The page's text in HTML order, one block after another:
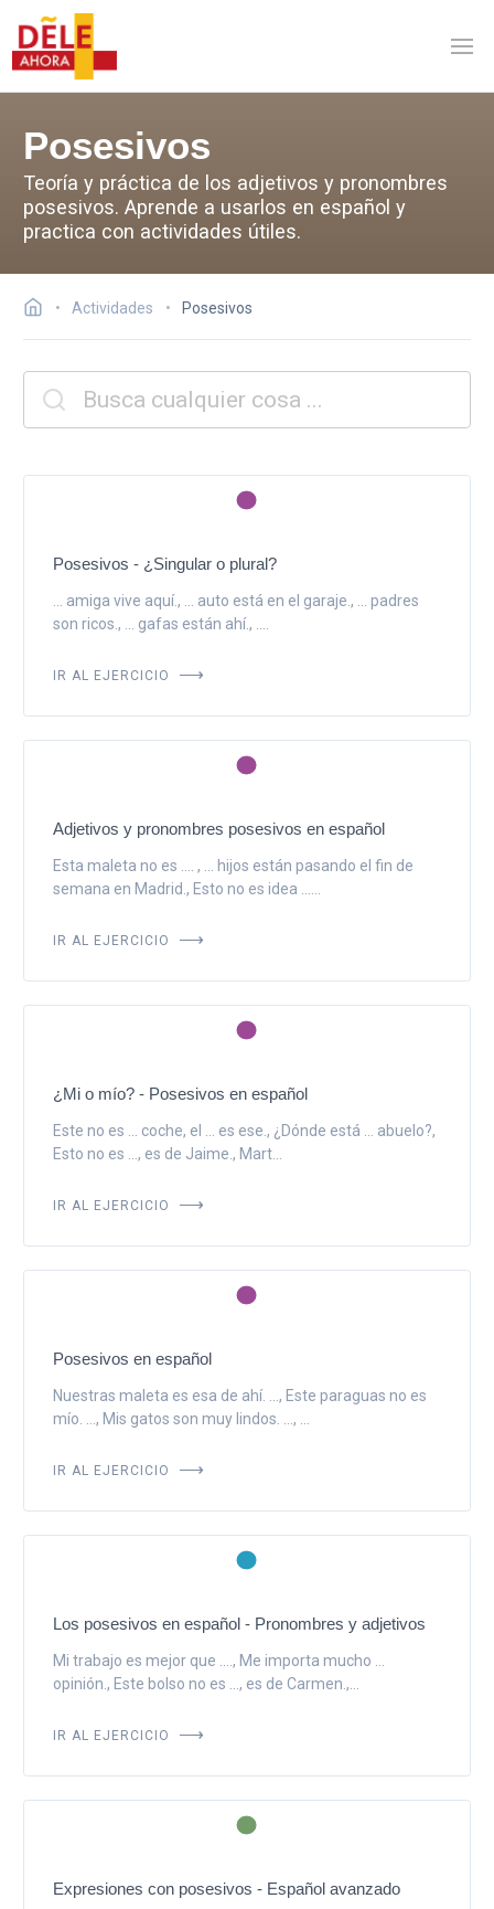
Posesivos
Teoría y práctica de los adjetivos y pronombres
posesivos. Aprende a usarlos en español y
practica con actividades útiles.
Actividades Posesivos
Posesivos - ¿Singular o plural?
... amiga vive aquí., ... auto está en el garaje., ... padres
son ricos., ... gafas están ahí., ....
IR AL EJERCICIO
Adjetivos y pronombres posesivos en español
Esta maleta no es .... , ... hijos están pasando el fin de
semana en Madrid., Esto no es idea ......
IR AL EJERCICIO
¿Mi o mío? - Posesivos en español
Este no es ... coche, el ... es ese., ¿Dónde está ... abuelo?,
Esto no es ..., es de Jaime., Mart...
IR AL EJERCICIO
Posesivos en español
Nuestras maleta es esa de ahí. ..., Este paraguas no es
mío. ..., Mis gatos son muy lindos. ..., ...
IR AL EJERCICIO
Los posesivos en español - Pronombres y adjetivos
Mi trabajo es mejor que ...., Me importa mucho ...
opinión., Este bolso no es ..., es de Carmen.,...
IR AL EJERCICIO
Expresiones con posesivos - Español avanzado